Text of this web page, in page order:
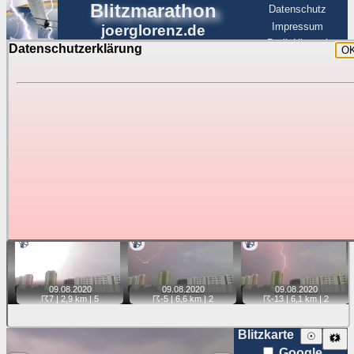
Datenschutzerklärung
Blitzmarathon
joerglorenz.de
Datenschutz
Impressum
BerlinHimmel
Blitzmarathon
Luftfahrt
📹
09.08. 2020
☈7| 2,9 km |5
📹
09.08. 2020
☈-5| 6,6 km |2
📹
09.08. 2020
☈-13| 6,1 km |2
Blitzkarte 🗱
☉